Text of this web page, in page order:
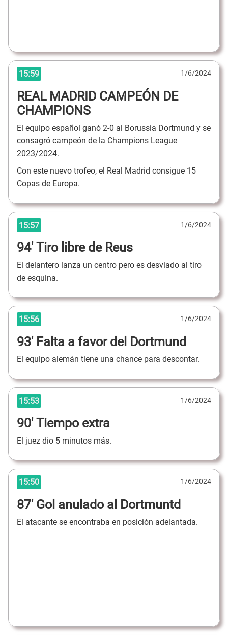
15:59 1/6/2024
REAL MADRID CAMPEÓN DE
CHAMPIONS
El equipo español ganó 2-0 al Borussia Dortmund y se
consagró campeón de la Champions League
2023/2024.
Con este nuevo trofeo, el Real Madrid consigue 15
Copas de Europa.
15:57 1/6/2024
94' Tiro libre de Reus
El delantero lanza un centro pero es desviado al tiro
de esquina.
15:56 1/6/2024
93' Falta a favor del Dortmund
El equipo alemán tiene una chance para descontar.
15:53 1/6/2024
90' Tiempo extra
El juez dio 5 minutos más.
15:50 1/6/2024
87' Gol anulado al Dortmuntd
El atacante se encontraba en posición adelantada.